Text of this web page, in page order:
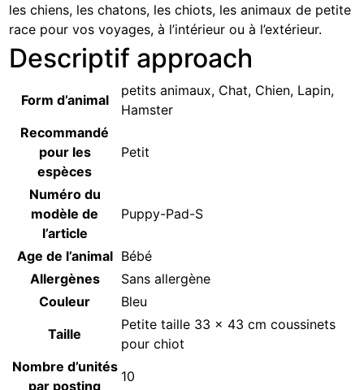
les chiens, les chatons, les chiots, les animaux de petite
race pour vos voyages, à l’intérieur ou à l’extérieur.
Descriptif approach
Form d’animal
‎petits animaux, Chat, Chien, Lapin,
Hamster
Recommandé
pour les
espèces
‎Petit
Numéro du
modèle de
l’article
‎Puppy-Pad-S
Age de l’animal ‎Bébé
Allergènes
‎Sans allergène
Couleur
‎Bleu
Taille
‎Petite taille 33 x 43 cm coussinets
pour chiot
Nombre d’unités
par posting
‎10